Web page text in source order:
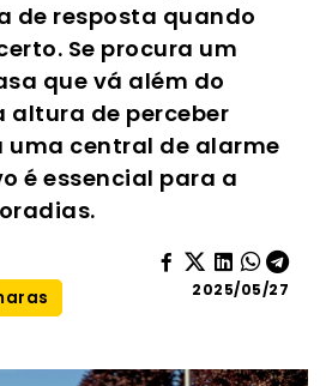
de resposta quando
Se procura um
que vá além do
altura de perceber
uma central de alarme
é essencial para a
2025/05/27